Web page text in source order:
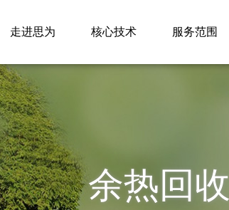
走进思为 核心技术 服务范围
余热回收